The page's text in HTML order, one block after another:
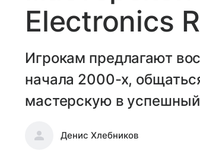
Electronics
Игрокам предлагают
начала 2000-х,
мастерскую в успешный
Денис Хлебников